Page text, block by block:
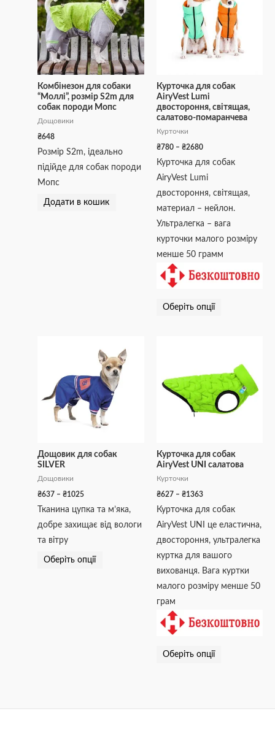
Комбінезон для собаки
“Моллі”, розмір S2m для
собак породи Мопс
Дощовики
₴648
Розмір S2m, ідеально
підійде для собак породи
Мопс
Додати в кошик
Курточка для собак
AiryVest Lumi
двостороння, світящая,
салатово-помаранчева
Курточки
₴780 – ₴2680
₴780
до
₴2680
Курточка для собак
AiryVest Lumi
двостороння, світящая,
материал – нейлон.
Ультралегка – вага
курточки малого розміру
менше 50 грамм
Оберіть опції
має
кілька
варіантів.
Параметри
вибрати
сторінці
Дощовик для собак
SILVER
Дощовики
₴637 – ₴1025
₴637
до
₴1025
Тканина цупка та м’яка,
добре захищає від вологи
та вітру
Оберіть опції
товар
має
кілька
варіантів.
Параметри
вибрати
Курточка для собак
AiryVest UNI салатова
Курточки
₴627 – ₴1363
до
₴1363
Курточка для собак
AiryVest UNI це еластична,
двостороння, ультралегка
куртка для вашого
вихованця. Вага куртки
малого розміру менше 50
грам
Оберіть опції
має
кілька
варіантів.
вибрати
на